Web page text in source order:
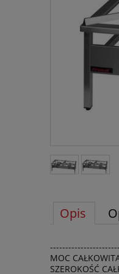
Opis
MOC
SZEROKOŚĆ